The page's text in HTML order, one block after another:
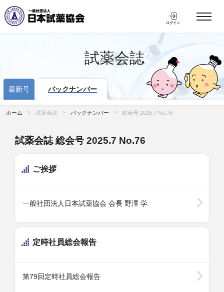
ログイン
試薬会誌
最新号 バックナンバー
ホーム 試薬会誌 バックナンバー 総会号 2025.7 No.76
試薬会誌 総会号 2025.7 No.76
ご挨拶
一般社団法人日本試薬協会 会長 野澤 学
定時社員総会報告
第79回定時社員総会報告